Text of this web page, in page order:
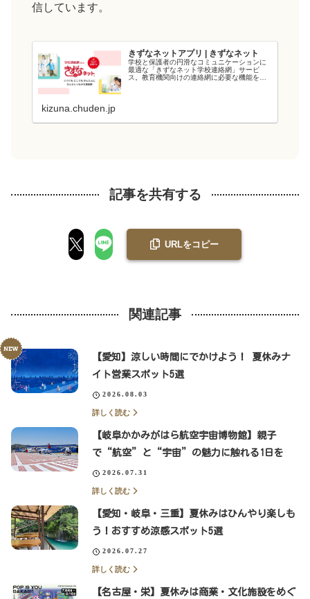
信しています。
きずなネットアプリ | きずなネット
学校と保護者の円滑なコミュニケーションに
最適な「きずなネット学校連絡網」サービ
ス。教育機関向けの連絡網に必要な機能を備
kizuna.chuden.jp
記事を共有する
URLをコピー
関連記事
【愛知】涼しい時間にでかけよう！ 夏休みナ
イト営業スポット5選
2026.08.03
詳しく読む
【岐阜かかみがはら航空宇宙博物館】親子
で“航空”と“宇宙”の魅力に触れる1日を
2026.07.31
詳しく読む
【愛知・岐阜・三重】夏休みはひんやり楽しも
う！おすすめ涼感スポット5選
2026.07.27
詳しく読む
【名古屋・栄】夏休みは商業・文化施設をめぐ